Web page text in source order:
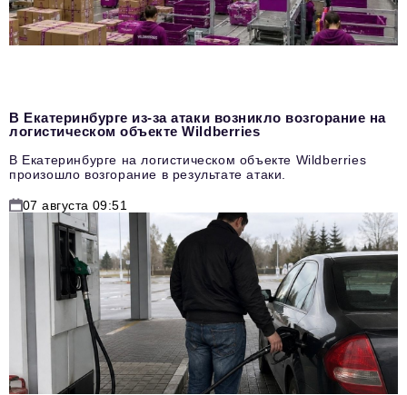
В Екатеринбурге из-за атаки возникло возгорание на
логистическом объекте Wildberries
В Екатеринбурге на логистическом объекте Wildberries
произошло возгорание в результате атаки.
07 августа 09:51